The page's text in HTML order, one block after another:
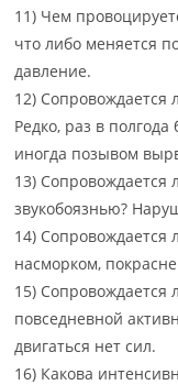
11) Чем
что либо меняется
давление.
12) Сопровождается
Редко, раз в
иногда позывом
13) Сопровождается
звукобоязнью?
14) Сопровождается
насморком,
15) Сопровождается
повседневной
двигаться нет сил.
16) Какова